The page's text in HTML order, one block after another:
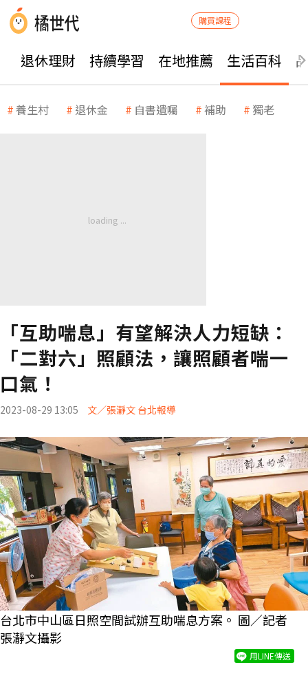
購買課程
退休理財 持續學習 在地推薦 生活百科
養生村 退休金 自書遺囑 補助 獨老
「互助喘息」有望解決人力短缺：
「二對六」照顧法，讓照顧者喘一
口氣！
2023-08-29 13:05 文／張瀞文 台北報導
台北市中山區日照空間試辦互助喘息方案。 圖／記者
張瀞文攝影
用LINE傳送